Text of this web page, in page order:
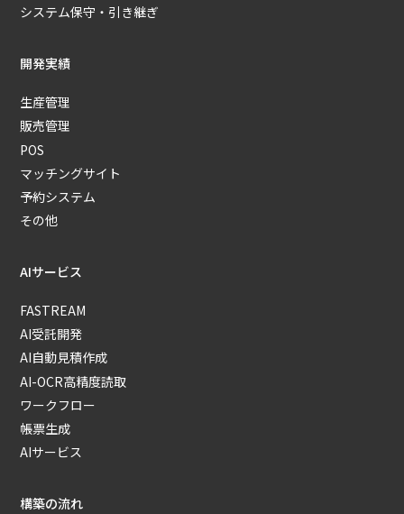
システム保守・引き継ぎ
開発実績
生産管理
販売管理
POS
マッチングサイト
予約システム
その他
AIサービス
FASTREAM
AI受託開発
AI自動見積作成
AI-OCR高精度読取
ワークフロー
帳票生成
AIサービス
構築の流れ